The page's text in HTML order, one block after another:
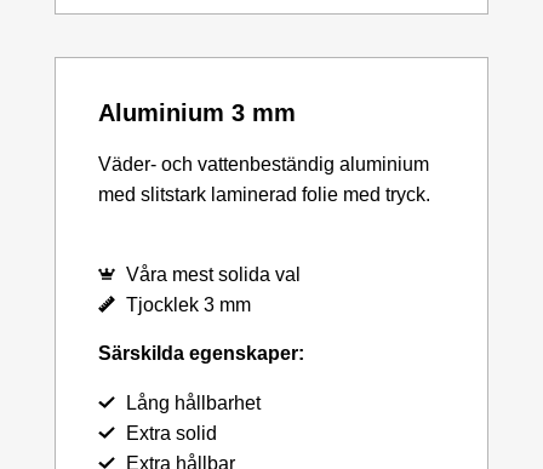
Aluminium 3 mm
Väder- och vattenbeständig aluminium
med slitstark laminerad folie med tryck.
Våra mest solida val
Tjocklek 3 mm
Särskilda egenskaper:
Lång hållbarhet
Extra solid
Extra hållbar